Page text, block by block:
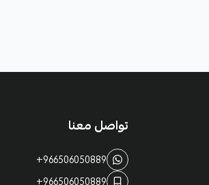
تواصل معنا
+966506050889